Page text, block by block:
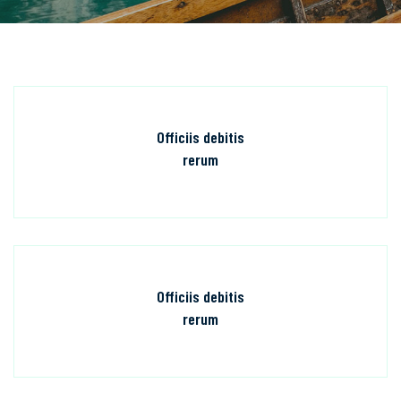
Officiis debitis
rerum
Officiis debitis
rerum